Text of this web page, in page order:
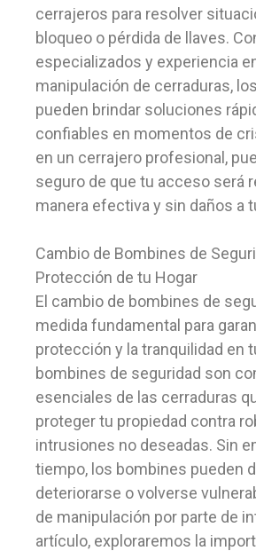
cerrajeros para resolver
bloqueo o pérdida de llaves.
especializados y experiencia
manipulación de cerraduras,
pueden brindar soluciones
confiables en momentos de
en un cerrajero profesional,
seguro de que tu acceso será
manera efectiva y sin daños a
Cambio de Bombines de
Protección de tu Hogar
El cambio de bombines de
medida fundamental para
protección y la tranquilidad en
bombines de seguridad son
esenciales de las cerraduras
proteger tu propiedad contra
intrusiones no deseadas. Sin
tiempo, los bombines pueden
deteriorarse o volverse
de manipulación por parte de
artículo, exploraremos la